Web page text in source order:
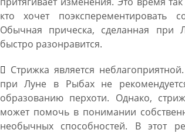
кто хочет поэксперементировать
Обычная прическа, сделанная при
быстро разонравится.
Стрижка является
при Луне в Рыбах не
образованию перхоти. Однако,
может помочь в понимании
необычных способностей. В этот